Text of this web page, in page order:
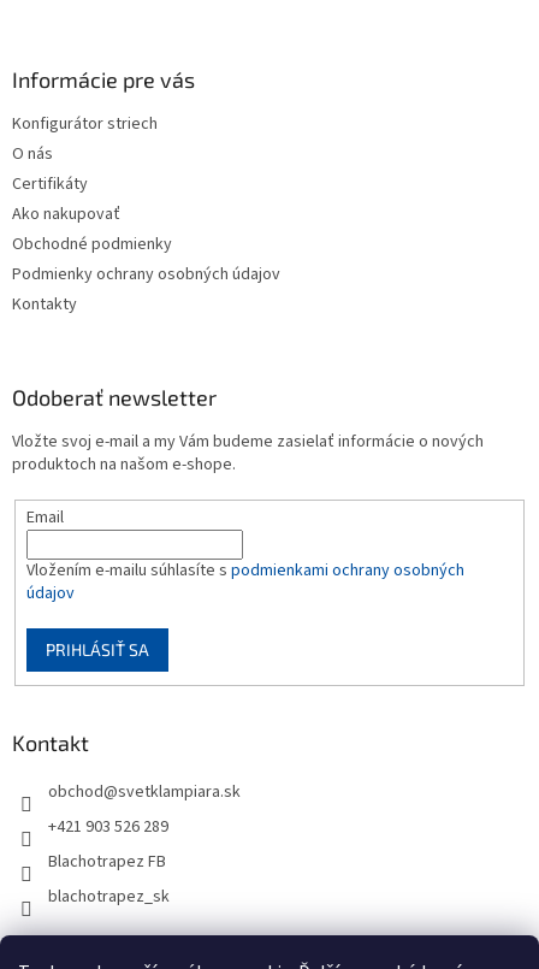
Informácie pre vás
Konfigurátor striech
O nás
Certifikáty
Ako nakupovať
Obchodné podmienky
Podmienky ochrany osobných údajov
Kontakty
Odoberať newsletter
Vložte svoj e-mail a my Vám budeme zasielať informácie o nových
produktoch na našom e-shope.
Email
Vložením e-mailu súhlasíte s podmienkami ochrany osobných
údajov
PRIHLÁSIŤ SA
Kontakt
obchod@svetklampiara.sk
+421 903 526 289
Blachotrapez FB
blachotrapez_sk